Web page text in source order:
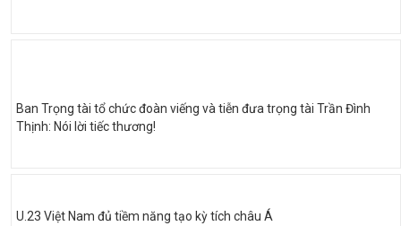
Ban Trọng tài tổ chức đoàn viếng và tiễn đưa trọng tài Trần Đình
Thịnh: Nói lời tiếc thương!
U.23 Việt Nam đủ tiềm năng tạo kỳ tích châu Á